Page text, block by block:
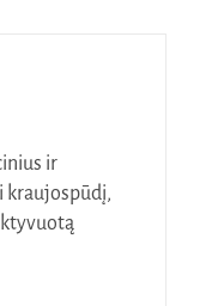
ir
kraujospūdį,